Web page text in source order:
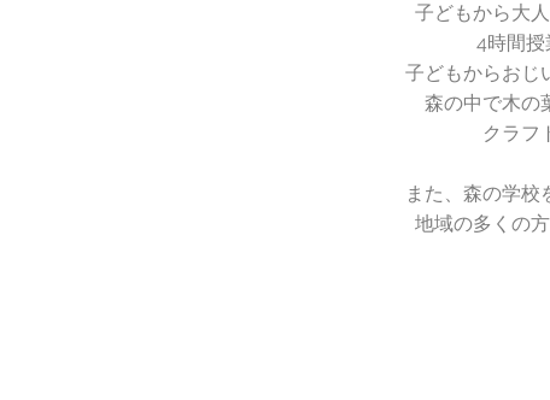
子どもから大
4時間授
子どもからおじ
森の中で木の
クラフ
また、森の学校
地域の多くの